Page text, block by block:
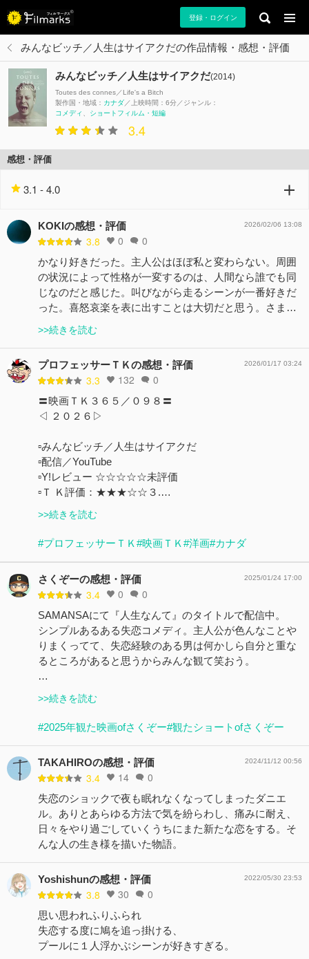
登録・ログイン
みんなビッチ／人生はサイアクだの作品情報・感想・評価
みんなビッチ／人生はサイアクだ(2014)
Toutes des connes／Life's a Bitch
製作国・地域： カナダ 上映時間：6分
ジャンル：
コメディ
ショートフィルム・短編
3.4
感想・評価
3.1 - 4.0
KOKIの感想・評価
3.8 0 0
2026/02/06 13:08
かなり好きだった。主人公はほぼ私と変わらない。周囲
の状況によって性格が一変するのは、人間なら誰でも同
じなのだと感じた。叫びながら走るシーンが一番好きだ
った。喜怒哀楽を表に出すことは大切だと思う。さま…
>>続きを読む
プロフェッサーＴＫの感想・評価
3.3 132 0
2026/01/17 03:24
〓映画ＴＫ３６５／０９８〓
◁ ２０２６▷
▫みんなビッチ／人生はサイアクだ
▫配信／YouTube
▫️Y!レビュー ☆☆☆☆☆未評価
▫️Ｔ Ｋ評価：★★★☆☆３.…
>>続きを読む
#プロフェッサーＴＫ #映画ＴＫ #洋画#カナダ
さくぞーの感想・評価
3.4 0 0
2025/01/24 17:00
SAMANSAにて『人生なんて』のタイトルで配信中。
シンプルあるある失恋コメディ。主人公が色んなことや
りまくってて、失恋経験のある男は何かしら自分と重な
るところがあると思うからみんな観て笑おう。
…
>>続きを読む
#2025年観た映画ofさくぞー#観たショートofさくぞー
TAKAHIROの感想・評価
3.4 14 0
2024/11/12 00:56
失恋のショックで夜も眠れなくなってしまったダニエ
ル。ありとあらゆる方法で気を紛らわし、痛みに耐え、
日々をやり過ごしていくうちにまた新たな恋をする。そ
んな人の生き様を描いた物語。
Yoshishunの感想・評価
3.8 30 0
2022/05/30 23:53
思い思われふりふられ
失恋する度に鳩を追っ掛ける、
プールに１人浮かぶシーンが好きすぎる。